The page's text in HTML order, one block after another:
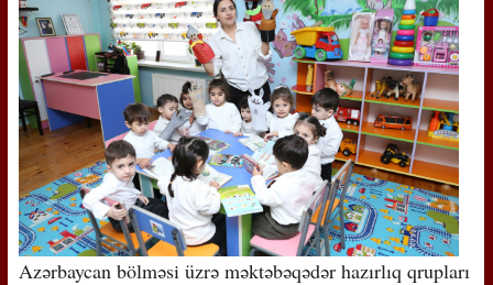
Azərbaycan bölməsi üzrə məktəbəqədər hazırlıq qrupları